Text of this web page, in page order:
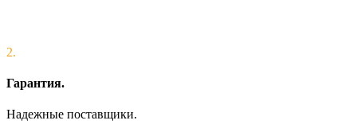
2.
Гарантия.
Надежные поставщики.